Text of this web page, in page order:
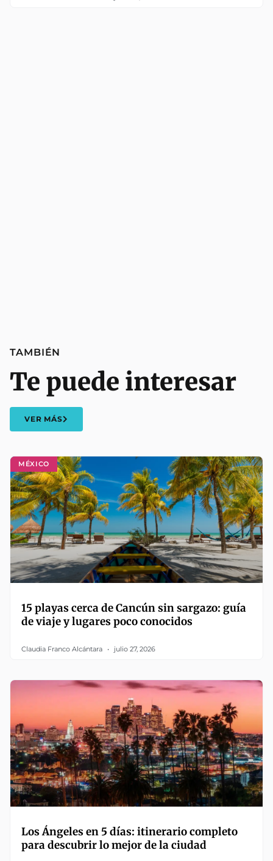
MÉXICO
15 playas cerca de Cancún sin sargazo: guía
de viaje y lugares poco conocidos
Claudia Franco Alcántara julio 27, 2026
Los Ángeles en 5 días: itinerario completo
para descubrir lo mejor de la ciudad
TAMBIÉN
Te puede interesar
VER MÁS